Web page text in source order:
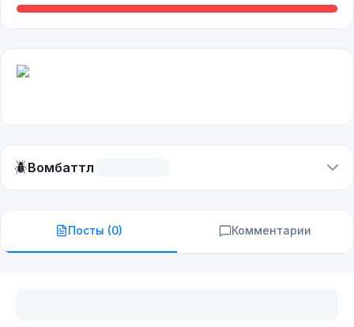
🪲Вомбаттл
Посты (0) Комментарии